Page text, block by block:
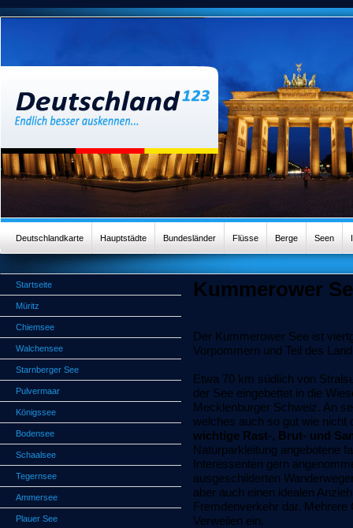
Deutschlandkarte Hauptstädte Bundesländer Flüsse Berge Seen
Startseite
Müritz
Chiemsee
Walchensee
Starnberger See
Pulvermaar
Königssee
Bodensee
Schaalsee
Tegernsee
Ammersee
Plauer See
Kummerower
Der Kummerower See ist
Vorpommern und Teil des
Etwa 70 km südlich von
der See eingebettet in die
Mecklenburger Schweiz. An
welches auch so gut wie nicht
wichtige Rast-, Brut- und
Naturparkleitung angebotene
Interessenten gern
ausgeschilderten
aber auch einen idealen
Fremdenverkehr dar.
Verweilen ein.